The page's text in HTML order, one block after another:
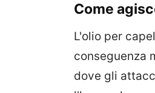
Come
L'olio per
conseguenza
dove gli